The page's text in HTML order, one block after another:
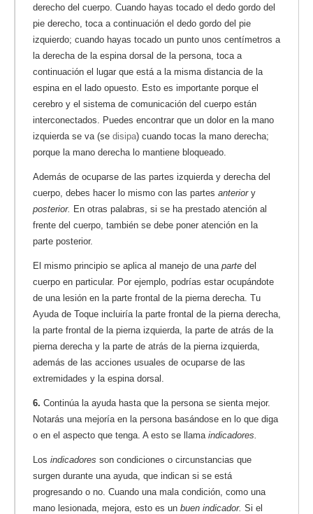
derecho del cuerpo. Cuando hayas tocado el dedo gordo del
pie derecho, toca a continuación el dedo gordo del pie
izquierdo; cuando hayas tocado un punto unos centímetros a
la derecha de la espina dorsal de la persona, toca a
continuación el lugar que está a la misma distancia de la
espina en el lado opuesto. Esto es importante porque el
cerebro y el sistema de comunicación del cuerpo están
interconectados. Puedes encontrar que un dolor en la mano
izquierda se va (se disipa) cuando tocas la mano derecha;
porque la mano derecha lo mantiene bloqueado.
Además de ocuparse de las partes izquierda y derecha del
cuerpo, debes hacer lo mismo con las partes anteriory
posterior. En otras palabras, si se ha prestado atención al
frente del cuerpo, también se debe poner atención en la
parte posterior.
El mismo principio se aplica al manejo de una parte del
cuerpo en particular. Por ejemplo, podrías estar ocupándote
de una lesión en la parte frontal de la pierna derecha. Tu
Ayuda de Toque incluiría la parte frontal de la pierna derecha,
la parte frontal de la pierna izquierda, la parte de atrás de la
pierna derecha y la parte de atrás de la pierna izquierda,
además de las acciones usuales de ocuparse de las
extremidades y la espina dorsal.
6. Continúa la ayuda hasta que la persona se sienta mejor.
Notarás una mejoría en la persona basándose en lo que diga
o en el aspecto que tenga. A esto se llama indicadores.
Los indicadores son condiciones o circunstancias que
surgen durante una ayuda, que indican si se está
progresando o no. Cuando una mala condición, como una
mano lesionada, mejora, esto es un buen indicador. Si el